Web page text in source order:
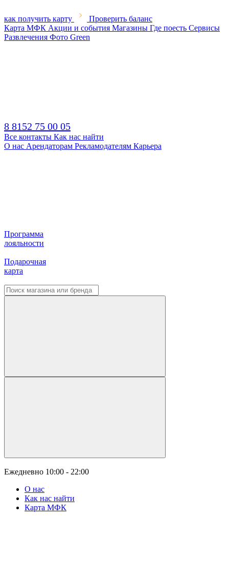
как получить карту
Проверить баланс
Карта МФК Акции и события Магазины Где поесть Сервисы
Развлечения Фото Green
8 8152 75 00 05
Все контакты Как нас найти
О нас Арендаторам Рекламодателям Карьера
Программа
лояльности
Подарочная
карта
Ежедневно 10:00 - 22:00
О нас
Как нас найти
Карта МФК